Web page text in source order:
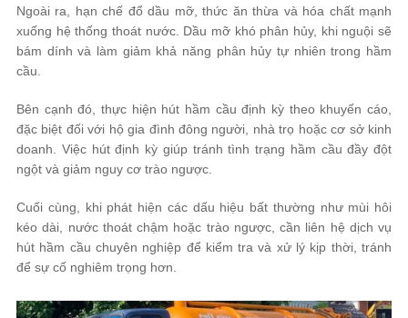
Ngoài ra, hạn chế đổ dầu mỡ, thức ăn thừa và hóa chất mạnh
xuống hệ thống thoát nước. Dầu mỡ khó phân hủy, khi nguội sẽ
bám dính và làm giảm khả năng phân hủy tự nhiên trong hầm
cầu.
Bên cạnh đó, thực hiện hút hầm cầu định kỳ theo khuyến cáo,
đặc biệt đối với hộ gia đình đông người, nhà trọ hoặc cơ sở kinh
doanh. Việc hút định kỳ giúp tránh tình trạng hầm cầu đầy đột
ngột và giảm nguy cơ trào ngược.
Cuối cùng, khi phát hiện các dấu hiệu bất thường như mùi hôi
kéo dài, nước thoát chậm hoặc trào ngược, cần liên hệ dịch vụ
hút hầm cầu chuyên nghiệp để kiểm tra và xử lý kịp thời, tránh
để sự cố nghiêm trọng hơn.